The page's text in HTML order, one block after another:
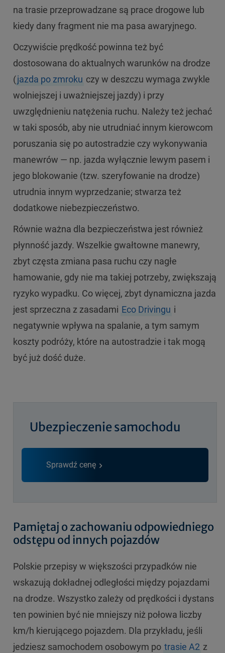
na trasie przeprowadzane są prace drogowe lub
kiedy dany fragment nie ma pasa awaryjnego.
Oczywiście prędkość powinna też być
dostosowana do aktualnych warunków na drodze
(jazda po zmroku czy w deszczu wymaga zwykle
wolniejszej i uważniejszej jazdy) i przy
uwzględnieniu natężenia ruchu. Należy też jechać
w taki sposób, aby nie utrudniać innym kierowcom
poruszania się po autostradzie czy wykonywania
manewrów — np. jazda wyłącznie lewym pasem i
jego blokowanie (tzw. szeryfowanie na drodze)
utrudnia innym wyprzedzanie; stwarza też
dodatkowe niebezpieczeństwo.
Równie ważna dla bezpieczeństwa jest również
płynność jazdy. Wszelkie gwałtowne manewry,
zbyt częsta zmiana pasa ruchu czy nagłe
hamowanie, gdy nie ma takiej potrzeby, zwiększają
ryzyko wypadku. Co więcej, zbyt dynamiczna jazda
jest sprzeczna z zasadami Eco Drivingu i
negatywnie wpływa na spalanie, a tym samym
koszty podróży, które na autostradzie i tak mogą
być już dość duże.
Ubezpieczenie samochodu
Sprawdź cenę
Pamiętaj o zachowaniu odpowiedniego
odstępu od innych pojazdów
Polskie przepisy w większości przypadków nie
wskazują dokładnej odległości między pojazdami
na drodze. Wszystko zależy od prędkości i dystans
ten powinien być nie mniejszy niż połowa liczby
km/h kierującego pojazdem. Dla przykładu, jeśli
jedziesz samochodem osobowym po trasie A2 z